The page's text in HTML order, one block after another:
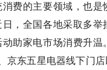
费的主要领域，也是
，全国各地采取多举
助家电市场消费升温
京东五星电器线下门